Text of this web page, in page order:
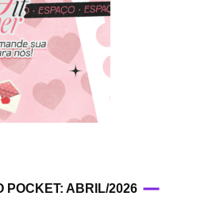
POCKET: ABRIL/2026